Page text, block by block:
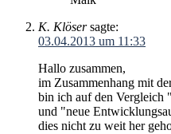
K. Klöser sagte:
03.04.2013 um 11:33
Hallo zusammen,
im Zusammenhang mit
bin ich auf den Vergleich
und "neue
dies nicht zu weit her